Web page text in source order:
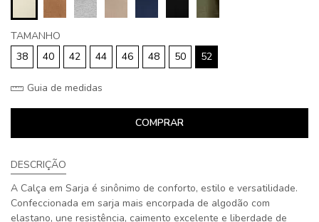
TAMANHO
38
40 42 44 46 48 50 52
Guia de medidas
COMPRAR
DESCRIÇÃO
A Calça em Sarja é sinônimo de conforto, estilo e versatilidade.
Confeccionada em sarja mais encorpada de algodão com
elastano, une resistência, caimento excelente e liberdade de